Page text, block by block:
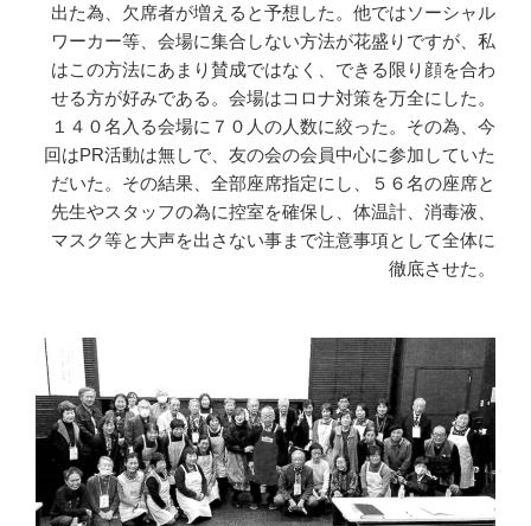
出た為、欠席者が増えると予想した。他ではソーシャル
ワーカー等、会場に集合しない方法が花盛りですが、私
はこの方法にあまり賛成ではなく、できる限り顔を合わ
せる方が好みである。会場はコロナ対策を万全にした。
１４０名入る会場に７０人の人数に絞った。その為、今
回はPR活動は無しで、友の会の会員中心に参加していた
だいた。その結果、全部座席指定にし、５６名の座席と
先生やスタッフの為に控室を確保し、体温計、消毒液、
マスク等と大声を出さない事まで注意事項として全体に
徹底させた。